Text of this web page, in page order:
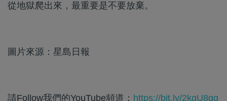
從地獄爬出來，最重要是不要放棄。
圖片來源：星島日報
請Follow我們的YouTube頻道： https://bit.ly/2kgU8qg